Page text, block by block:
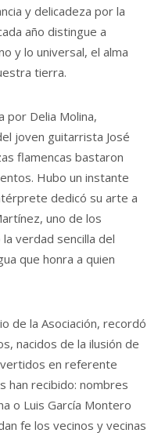
y delicadeza por la
año distingue a
y lo universal, el alma
tierra.
por Delia Molina,
joven guitarrista José
flamencas bastaron
Hubo un instante
dedicó su arte a
uno de los
verdad sencilla del
que honra a quien
de la Asociación, recordó
nacidos de la ilusión de
en referente
han recibido: nombres
o Luis García Montero
fe los vecinos y vecinas